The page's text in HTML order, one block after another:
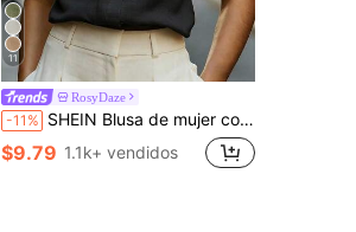
11
RosyDaze
-11% SHEIN Blusa de mujer con cuello en V y mangas cortas, de tela cómoda, adecuada para vacaciones, uso diario, casual, playa, citas, fiestas, vacaciones de verano urbanas, versátil
$9.79 1.1k+ vendidos